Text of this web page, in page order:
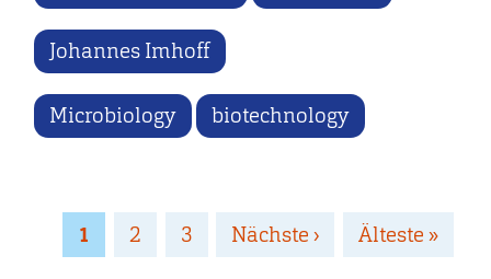
Johannes Imhoff
Microbiology biotechnology
Seitennummerierung
Page
1 Page
2 Page
3
Nächste
Nächste ›
Letzte
Älteste »